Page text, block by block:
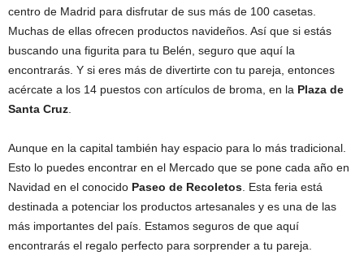
centro de Madrid para disfrutar de sus más de 100 casetas.
Muchas de ellas ofrecen productos navideños. Así que si estás
buscando una figurita para tu Belén, seguro que aquí la
encontrarás. Y si eres más de divertirte con tu pareja, entonces
acércate a los 14 puestos con artículos de broma, en la Plaza de
Santa Cruz
Aunque en la capital también hay espacio para lo más tradicional.
Esto lo puedes encontrar en el Mercado que se pone cada año en
Navidad en el conocido Paseo de Recoletos . Esta feria está
destinada a potenciar los productos artesanales y es una de las
más importantes del país. Estamos seguros de que aquí
encontrarás el regalo perfecto para sorprender a tu pareja.